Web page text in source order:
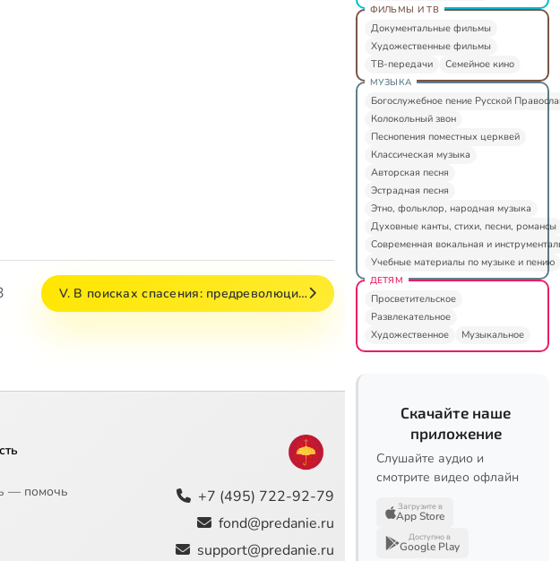
V. В поисках спасения: предреволюци…
— помочь
+7 (495) 722-92-79
fond@predanie.ru
support@predanie.ru
ФИЛЬМЫ И ТВ
Документальные фильмы
Художественные фильмы
ТВ-передачи
Семейное кино
МУЗЫКА
Богослужебное пение Русской
Колокольный звон
Песнопения поместных церквей
Классическая музыка
Авторская песня
Эстрадная песня
Этно, фольклор, народная музыка
Духовные канты, стихи, песни, романсы
Современная вокальная и
Учебные материалы по музыке и пению
ДЕТЯМ
Просветительское
Развлекательное
Художественное
Музыкальное
Скачайте наше
приложение
Слушайте аудио и
смотрите видео офлайн
Загрузите в
App Store
Доступно в
Google Play